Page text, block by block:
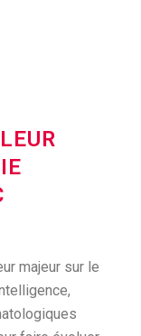
majeur sur le